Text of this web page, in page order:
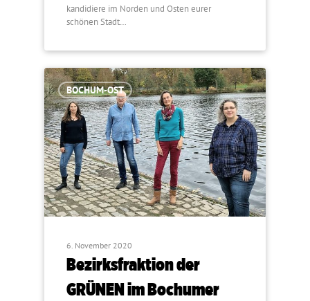
kandidiere im Norden und Osten eurer
schönen Stadt…
BOCHUM-OST
6. November 2020
Bezirksfraktion der
GRÜNEN im Bochumer